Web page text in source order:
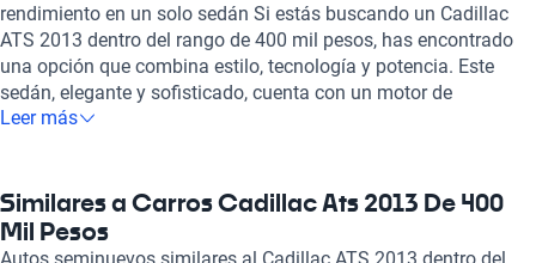
rendimiento en un solo sedán Si estás buscando un Cadillac
ATS 2013 dentro del rango de 400 mil pesos, has encontrado
una opción que combina estilo, tecnología y potencia. Este
sedán, elegante y sofisticado, cuenta con un motor de
combustión de 2.0 litros y cuatro cilindros, capaz de generar
destaca por su agilidad en la conducción, convirtiéndolo en una
excelente elección para quienes buscan un auto que ofrezca
tanto confort como rendimiento. El Cadillac ATS también
Leer más
Similares a Carros Cadillac Ats 2013 De 400
Mil Pesos